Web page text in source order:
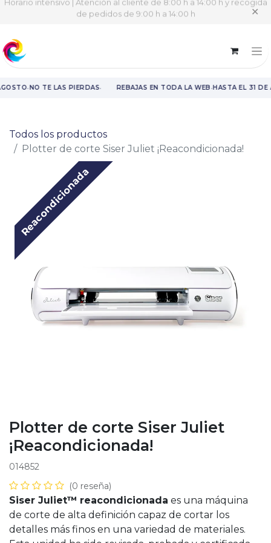
Horario intensivo | Atención al cliente de 8:00 h a 14:00 h y recogida
de pedidos de 9:00 h a 14:00 h
✕
·NO TE LAS PIERDAS· REBAJAS EN TODA LA WEB·HASTA EL 31 DE
Todos los productos
Plotter de corte Siser Juliet ¡Reacondicionada!
Reacondicionada
Plotter de corte Siser Juliet
¡Reacondicionada!
014852
(0 reseña)
Siser Juliet™ reacondicionada es una máquina
de corte de alta definición capaz de cortar los
detalles más finos en una variedad de materiales.